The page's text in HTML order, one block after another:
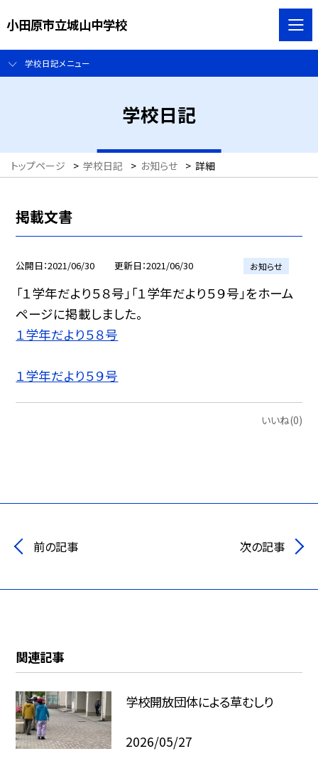
小田原市立城山中学校
学校日記メニュー
学校日記
トップページ > 学校日記 > お知らせ > 詳細
掲載文書
公開日 2021/06/30 更新日 2021/06/30 お知らせ
「１学年だより５８号」「１学年だより５９号」をホーム
ページに掲載しました。
１学年だより５８号
１学年だより５９号
いいね(0)
前の記事 次の記事
関連記事
学校開放団体による草むしり
2026/05/27